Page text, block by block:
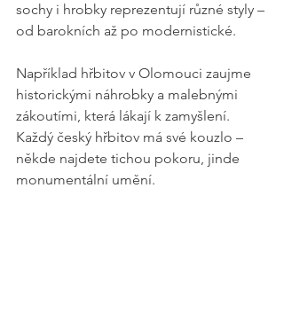
sochy i hrobky reprezentují různé styly –
od barokních až po modernistické.
Například hřbitov v Olomouci zaujme
historickými náhrobky a malebnými
zákoutími, která lákají k zamyšlení.
Každý český hřbitov má své kouzlo –
někde najdete tichou pokoru, jinde
monumentální umění.